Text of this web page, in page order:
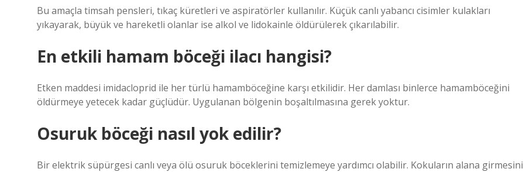
Bu amaçla timsah pensleri, tıkaç küretleri ve aspiratörler kullanılır. Küçük canlı yabancı cisimler kulakları
yıkayarak, büyük ve hareketli olanlar ise alkol ve lidokainle öldürülerek çıkarılabilir.
En etkili hamam böceği ilacı hangisi?
Etken maddesi imidacloprid ile her türlü hamamböceğine karşı etkilidir. Her damlası binlerce hamamböceğini
öldürmeye yetecek kadar güçlüdür. Uygulanan bölgenin boşaltılmasına gerek yoktur.
Osuruk böceği nasıl yok edilir?
Bir elektrik süpürgesi canlı veya ölü osuruk böceklerini temizlemeye yardımcı olabilir. Kokuların alana girmesini